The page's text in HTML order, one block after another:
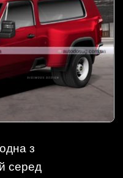
з
серед